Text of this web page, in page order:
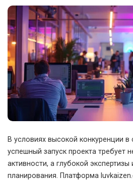
В условиях высокой конкуренции в
успешный запуск проекта требует
активности, а глубокой экспертизы
планирования. Платформа